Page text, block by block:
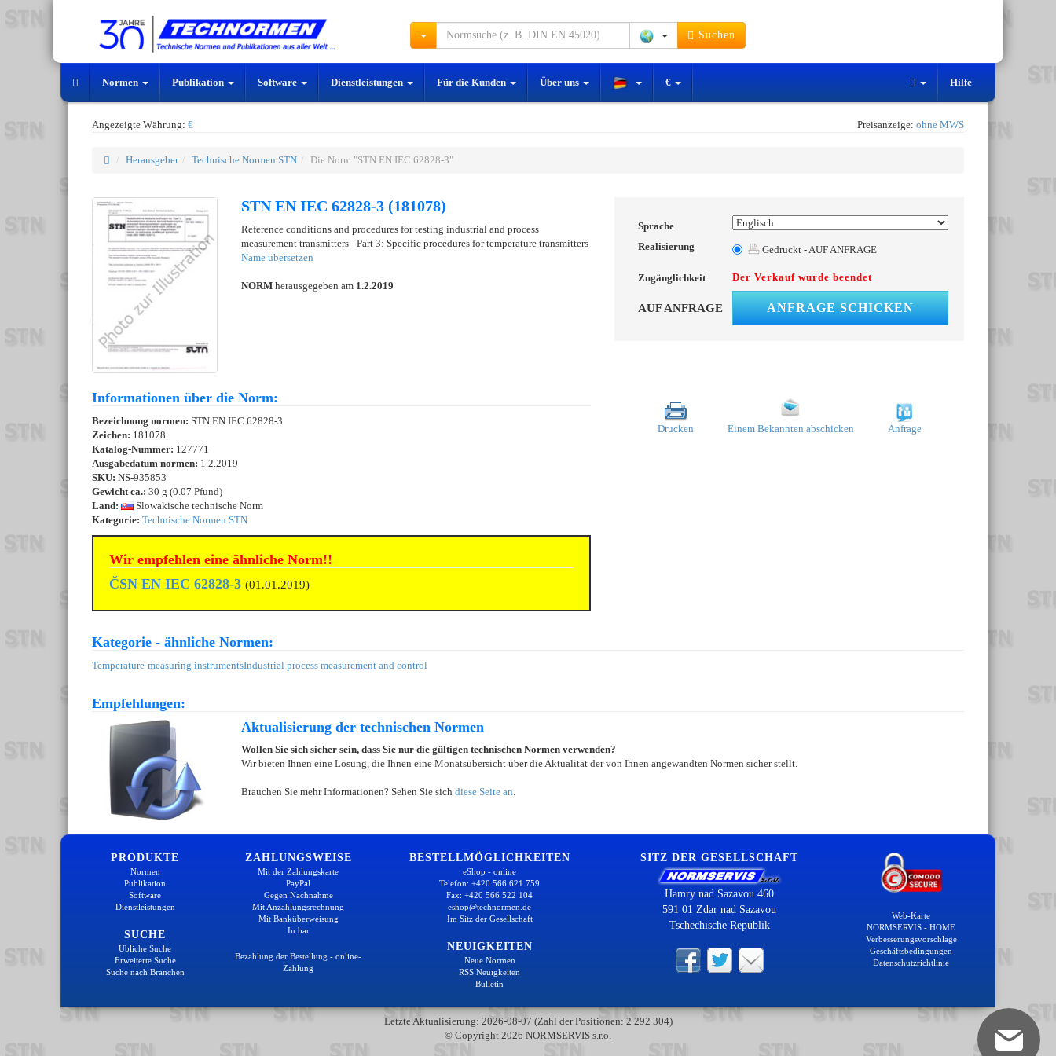
Suchen
Normen Publikation Software Dienstleistungen Für die Kunden Über uns € Hilfe
Angezeigte Währung: € Preisanzeige: ohne MWS
Herausgeber Technische Normen STN Die Norm "STN EN IEC 62828-3"
STN EN IEC 62828-3 (181078)
Reference conditions and procedures for testing industrial and process
measurement transmitters - Part 3: Specific procedures for temperature transmitters
Name übersetzen
NORM herausgegeben am 1.2.2019
Sprache
Realisierung
Gedruckt - AUF ANFRAGE
Zugänglichkeit Der Verkauf wurde beendet
AUF ANFRAGE ANFRAGE SCHICKEN
Informationen über die Norm:
Bezeichnung normen: STN EN IEC 62828-3
Zeichen: 181078
Katalog-Nummer: 127771
Ausgabedatum normen: 1.2.2019
SKU: NS-935853
Gewicht ca.: 30 g (0.07 Pfund)
Land:
Slowakische technische Norm
Kategorie: Technische Normen STN
Wir empfehlen eine ähnliche Norm!!
ČSN EN IEC 62828-3 (01.01.2019)
Drucken Einem Bekannten abschicken Anfrage
Kategorie - ähnliche Normen:
Temperature-measuring instrumentsIndustrial process measurement and control
Empfehlungen:
Aktualisierung der technischen Normen
Wollen Sie sich sicher sein, dass Sie nur die gültigen technischen Normen verwenden?
Wir bieten Ihnen eine Lösung, die Ihnen eine Monatsübersicht über die Aktualität der von Ihnen angewandten Normen sicher stellt.
Brauchen Sie mehr Informationen? Sehen Sie sich diese Seite an.
PRODUKTE
Normen
Publikation
Software
Dienstleistungen
SUCHE
Übliche Suche
Erweiterte Suche
Suche nach Branchen
ZAHLUNGSWEISE
Mit der Zahlungskarte
PayPal
Gegen Nachnahme
Mit Anzahlungsrechnung
Mit Banküberweisung
In bar
Bezahlung der Bestellung - online-
Zahlung
BESTELLMÖGLICHKEITEN
eShop - online
Telefon: +420 566 621 759
Fax: +420 566 522 104
eshop@technormen.de
Im Sitz der Gesellschaft
NEUIGKEITEN
Neue Normen
RSS Neuigkeiten
Bulletin
SITZ DER GESELLSCHAFT
Hamry nad Sazavou 460
591 01 Zdar nad Sazavou
Tschechische Republik
Web-Karte
NORMSERVIS - HOME
Verbesserungsvorschläge
Geschäftsbedingungen
Datenschutzrichtlinie
Letzte Aktualisierung: 2026-08-07 (Zahl der Positionen: 2 292 304)
© Copyright 2026 NORMSERVIS s.r.o.